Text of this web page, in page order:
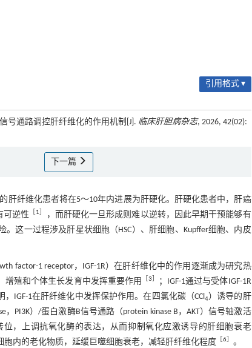
引用格式 ▾
号通路调控肝纤维化的作用机制[J]. 临床肝胆病杂志, 2026, 42(02):
下一篇
肝纤维化患者将在5～10年内进展为肝硬化。肝硬化患者中，肝癌
可逆性
1
，而肝硬化一旦形成则难以逆转，因此早期干预能够有
这一过程涉及肝星状细胞（HSC）、肝细胞、Kupffer细胞、内皮
factor-1 receptor，IGF-1R）在肝纤维化中的作用逐渐成为研究热
增殖和个体生长发育中发挥重要作用
［3
；IGF-1通过与受体IGF-1R
，IGF-1在肝纤维化中发挥保护作用。在四氯化碳（CCl4）诱导的肝
，PI3K）/蛋白激酶B信号通路（protein kinase B，AKT）信号轴激活
位，上调抗氧化酶的表达，从而抑制氧化应激诱导的肝细胞衰老
内的老化物质，延缓巨噬细胞衰老，减轻肝纤维化程度 6 。